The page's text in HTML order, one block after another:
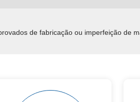
de fabricação ou imperfeição de